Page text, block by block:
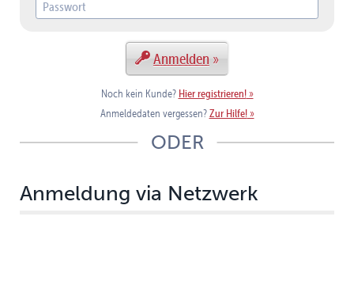
Anmelden
Noch kein Kunde? Hier registrieren!
Anmeldedaten vergessen?Zur Hilfe!
ODER
Anmeldung via Netzwerk